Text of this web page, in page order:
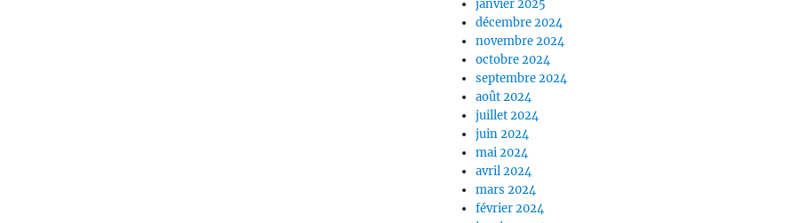
janvier 2025
décembre 2024
novembre 2024
octobre 2024
septembre 2024
août 2024
juillet 2024
juin 2024
mai 2024
avril 2024
mars 2024
février 2024